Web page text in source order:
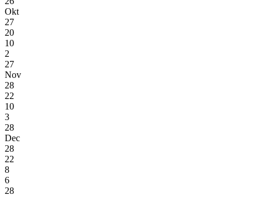
Okt
27
20
10
2
27
Nov
28
22
10
3
28
Dec
28
22
8
6
28